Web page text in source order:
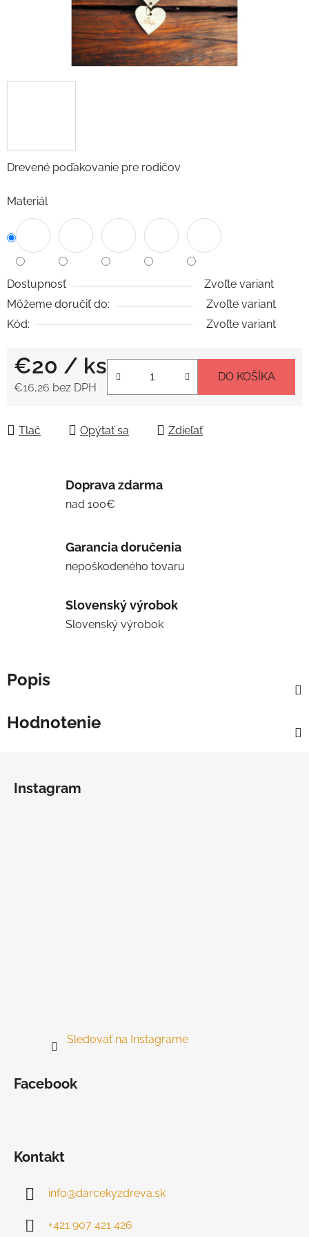
Drevené poďakovanie pre rodičov
Materiál
Dostupnosť
Zvoľte variant
Môžeme doručiť do:
Zvoľte variant
Kód:
Zvoľte variant
€20 / ks
€16,26 bez DPH
DO KOŠÍKA
Tlač Opýtať sa Zdieľať
Doprava zdarma
nad 100€
Garancia doručenia
nepoškodeného tovaru
Slovenský výrobok
Slovenský výrobok
Popis
Hodnotenie
Instagram
Sledovať na Instagrame
Facebook
Kontakt
info@darcekyzdreva.sk
+421 907 421 426